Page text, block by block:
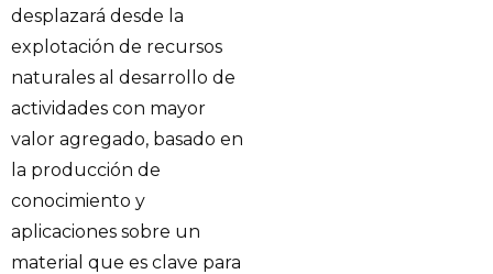
desplazará desde la
explotación de recursos
naturales al desarrollo de
actividades con mayor
valor agregado, basado en
la producción de
conocimiento y
aplicaciones sobre un
material que es clave para